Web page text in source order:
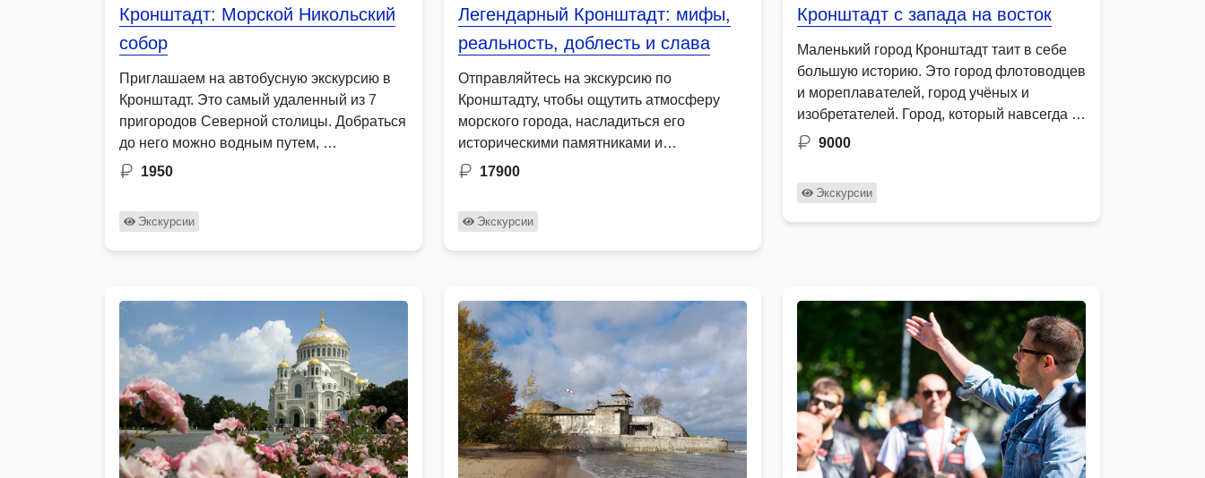
Кронштадт: Морской Никольский
собор
Приглашаем на автобусную экскурсию в
Кронштадт. Это самый удаленный из 7
пригородов Северной столицы. Добраться
до него можно водным путем, …
1950
Экскурсии
Легендарный Кронштадт: мифы,
реальность, доблесть и слава
Отправляйтесь на экскурсию по
Кронштадту, чтобы ощутить атмосферу
морского города, насладиться его
историческими памятниками и
полюбоваться величественными
17900
Экскурсии
Кронштадт с запада на восток
Маленький город Кронштадт таит в себе
большую историю. Это город флотоводцев
и мореплавателей, город учёных и
изобретателей. Город, который навсегда …
9000
Экскурсии